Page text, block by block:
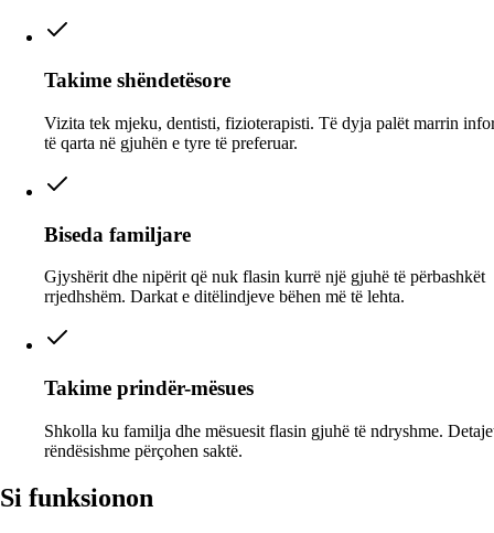
Takime shëndetësore
Vizita tek mjeku, dentisti, fizioterapisti. Të dyja palët marrin
të qarta në gjuhën e tyre të preferuar.
Biseda familjare
Gjyshërit dhe nipërit që nuk flasin kurrë një gjuhë të përbashkët
rrjedhshëm. Darkat e ditëlindjeve bëhen më të lehta.
Takime prindër-mësues
Shkolla ku familja dhe mësuesit flasin gjuhë të ndryshme.
rëndësishme përçohen saktë.
Si funksionon